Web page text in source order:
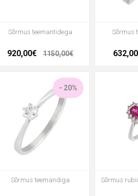
Sõrmus teemantidega
920,00€ 1150,00€
Sõrmus
- 20%
Sõrmus teemandiga Sõrmus